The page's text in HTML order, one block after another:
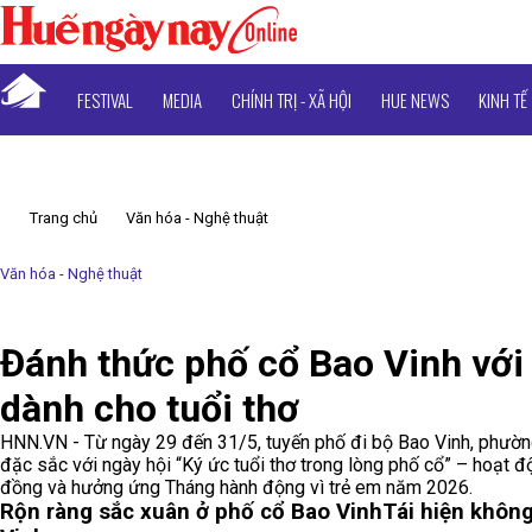
FESTIVAL MEDIA CHÍNH TRỊ - XÃ HỘI HUE NEWS KINH TẾ
Trang chủ Văn hóa - Nghệ thuật
Văn hóa - Nghệ thuật
Đánh thức phố cổ Bao Vinh
dành cho tuổi thơ
HNN.VN - Từ ngày 29 đến 31/5, tuyến phố đi bộ Bao Vinh,
đặc sắc với ngày hội “Ký ức tuổi thơ trong lòng phố cổ” – hoạt
đồng và hưởng ứng Tháng hành động vì trẻ em năm 2026.
Rộn ràng sắc xuân ở phố cổ Bao VinhTái hiện